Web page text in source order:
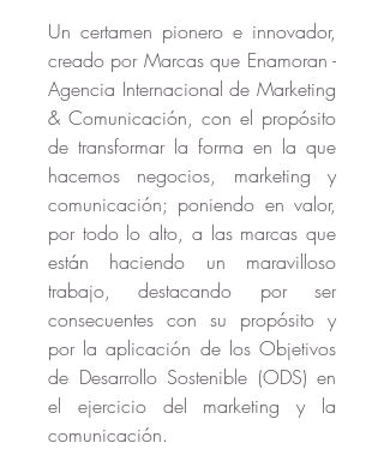
Un certamen pionero e innovador,
creado por Marcas que Enamoran -
Agencia Internacional de Marketing
& Comunicación, con el propósito
de transformar la forma en la que
hacemos negocios, marketing y
comunicación; poniendo en valor,
por todo lo alto, a las marcas que
están haciendo un maravilloso
trabajo, destacando por ser
consecuentes con su propósito y
por la aplicación de los Objetivos
de Desarrollo Sostenible (ODS) en
el ejercicio del marketing y la
comunicación.